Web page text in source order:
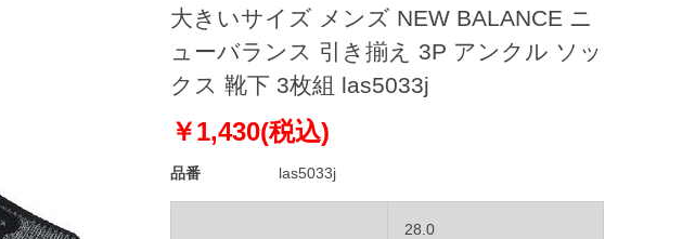
大きいサイズ メンズ NEW BALANCE ニ
ューバランス 引き揃え 3P アンクル ソッ
クス 靴下 3枚組 las5033j
￥1,430(税込)
品番 las5033j
28.0